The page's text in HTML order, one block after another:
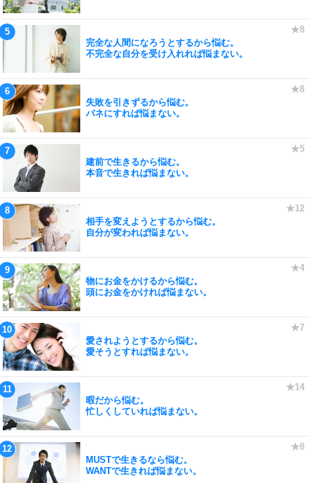
完全な人間になろうとするから悩む。
不完全な自分を受け入れれば悩まない。
失敗を引きずるから悩む。
バネにすれば悩まない。
建前で生きるから悩む。
本音で生きれば悩まない。
相手を変えようとするから悩む。
自分が変われば悩まない。
物にお金をかけるから悩む。
頭にお金をかければ悩まない。
愛されようとするから悩む。
愛そうとすれば悩まない。
暇だから悩む。
忙しくしていれば悩まない。
MUSTで生きるなら悩む。
WANTで生きれば悩まない。